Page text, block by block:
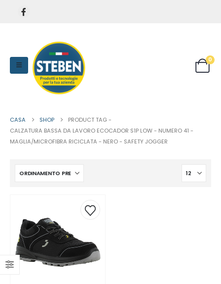
0
CASA SHOP
PRODUCT TAG -
CALZATURA BASSA DA LAVORO ECOCADOR S1P LOW - NUMERO 41 -
MAGLIA/MICROFIBRA RICICLATA - NERO - SAFETY JOGGER